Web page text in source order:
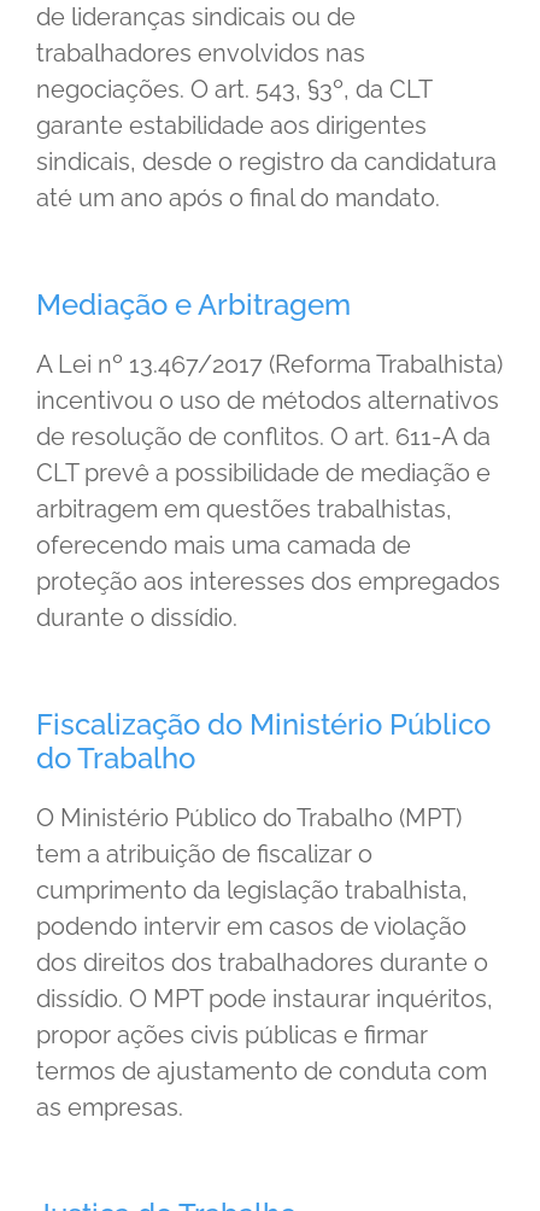
de lideranças sindicais ou de
trabalhadores envolvidos nas
negociações. O art. 543, §3º, da CLT
garante estabilidade aos dirigentes
sindicais, desde o registro da candidatura
até um ano após o final do mandato.
Mediação e Arbitragem
A Lei nº 13.467/2017 (Reforma Trabalhista)
incentivou o uso de métodos alternativos
de resolução de conflitos. O art. 611-A da
CLT prevê a possibilidade de mediação e
arbitragem em questões trabalhistas,
oferecendo mais uma camada de
proteção aos interesses dos empregados
durante o dissídio.
Fiscalização do Ministério Público
do Trabalho
O Ministério Público do Trabalho (MPT)
tem a atribuição de fiscalizar o
cumprimento da legislação trabalhista,
podendo intervir em casos de violação
dos direitos dos trabalhadores durante o
dissídio. O MPT pode instaurar inquéritos,
propor ações civis públicas e firmar
termos de ajustamento de conduta com
as empresas.